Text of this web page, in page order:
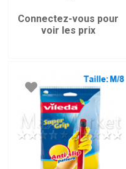
Connectez-vous pour
voir les prix